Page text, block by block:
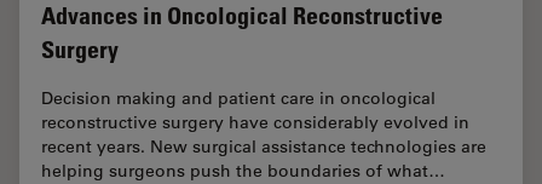
Advances in Oncological Reconstructive
Surgery
Decision making and patient care in oncological
reconstructive surgery have considerably evolved in
recent years. New surgical assistance technologies are
helping surgeons push the boundaries of what…